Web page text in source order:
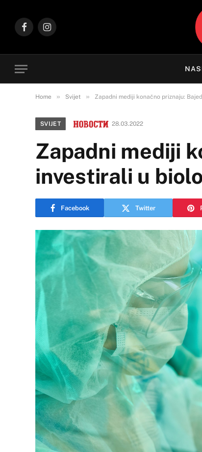
FacebookInstagram
Home » Svijet » Zapadni mediji konačno priznaju:
SVIJET 28.03.2022
Zapadni mediji
investirali u
Facebook Twitter